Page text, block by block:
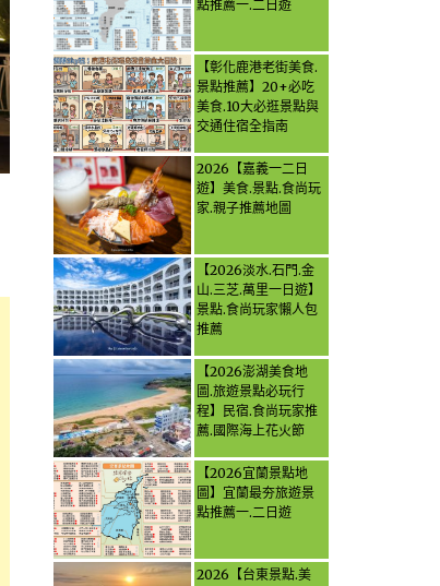
點推薦一.二日遊
【彰化鹿港老街美食.
景點推薦】20+必吃
美食.10大必逛景點與
交通住宿全指南
2026【嘉義一二日
遊】美食.景點.食尚玩
家.親子推薦地圖
【2026淡水.石門.金
山.三芝.萬里一日遊】
景點.食尚玩家懶人包
推薦
【2026澎湖美食地
圖.旅遊景點必玩行
程】民宿.食尚玩家推
薦.國際海上花火節
【2026宜蘭景點地
圖】宜蘭最夯旅遊景
點推薦一.二日遊
2026【台東景點.美